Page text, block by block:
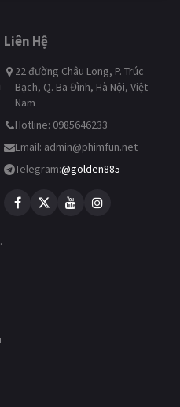
Liên Hệ
22 đường Châu Long, P. Trúc
Bạch, Q. Ba Đình, Hà Nội, Việt
Nam
Hotline: 0985646233
Email: admin@phimfun.net
Telegram:@golden885